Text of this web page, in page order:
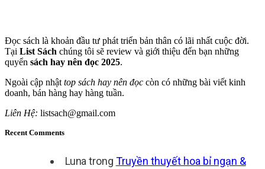
Đọc sách là khoản đầu tư phát triển bản thân có lãi nhất cuộc đời.
Tại List Sách chúng tôi sẽ review và giới thiệu đến bạn những
quyển sách hay nên đọc 2025.
Ngoài cập nhật top sách hay nên đọc còn có những bài viết kinh
doanh, bán hàng hay hàng tuần.
Liên Hệ: listsach@gmail.com
Recent Comments
Luna trong Truyền thuyết hoa bỉ ngạn &